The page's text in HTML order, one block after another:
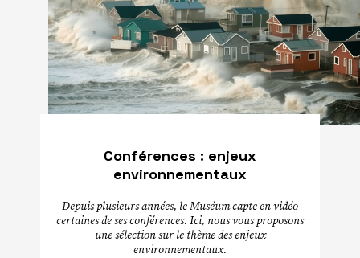
Conférences : enjeux
environnementaux
Depuis plusieurs années, le Muséum capte en vidéo
certaines de ses conférences. Ici, nous vous proposons
une sélection sur le thème des enjeux
environnementaux.